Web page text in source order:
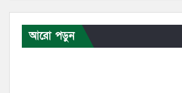
আরো পড়ুন